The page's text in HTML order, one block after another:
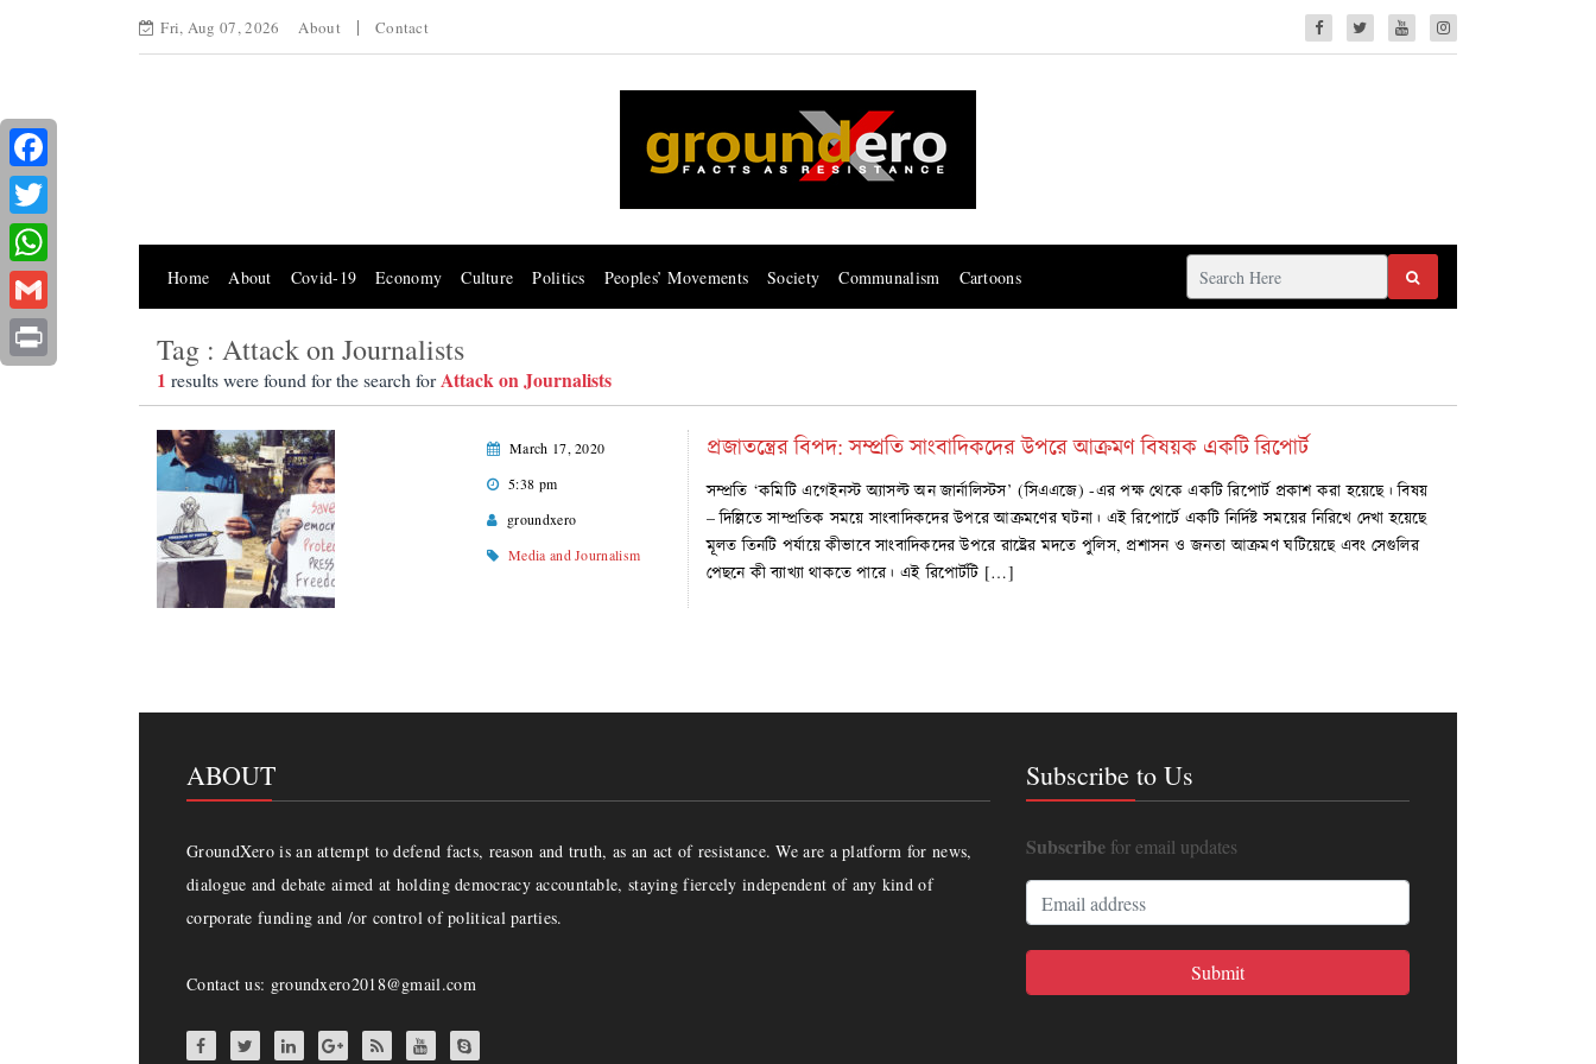
Fri, Aug 07, 2026 About Contact
Home About Covid-19 Economy Culture Politics Peoples’ Movements Society Communalism Cartoons
Tag : Attack on Journalists
1 results were found for the search forAttack on Journalists
March 17, 2020
5:38 pm
groundxero
Media and Journalism
প্রজাতন্ত্রের বিপদ: সম্প্রতি সাংবাদিকদের উপরে আক্রমণ বিষয়ক একটি রিপোর্ট
সম্প্রতি ‘কমিটি এগেইনস্ট অ্যাসল্ট অন জার্নালিস্টস’ (সিএএজে) -এর পক্ষ থেকে একটি রিপোর্ট প্রকাশ করা হয়েছে। বিষয়
– দিল্লিতে সাম্প্রতিক সময়ে সাংবাদিকদের উপরে আক্রমণের ঘটনা। এই রিপোর্টে একটি নির্দিষ্ট সময়ের নিরিখে দেখা হয়েছে
মূলত তিনটি পর্যায়ে কীভাবে সাংবাদিকদের উপরে রাষ্ট্রের মদতে পুলিস, প্রশাসন ও জনতা আক্রমণ ঘটিয়েছে এবং সেগুলির
পেছনে কী ব্যাখ্যা থাকতে পারে। এই রিপোর্টটি […]
ABOUT
GroundXero is an attempt to defend facts, reason and truth, as an act of resistance. We are a platform for news,
dialogue and debate aimed at holding democracy accountable, staying fiercely independent of any kind of
corporate funding and /or control of political parties.
Contact us: groundxero2018@gmail.com
Subscribe to Us
Subscribefor email updates
Facebook
Twitter
WhatsApp
Gmail